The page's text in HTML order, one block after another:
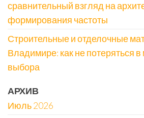
сравнительный взгляд на
формирования частоты
Строительные и отделочные
Владимире: как не потеряться
выбора
АРХИВ
Июль 2026